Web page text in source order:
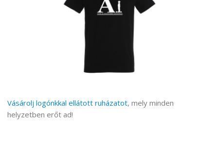
Vásárolj logónkkal ellátott ruházatot, mely minden
helyzetben erőt ad!